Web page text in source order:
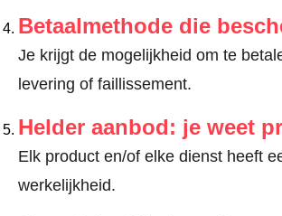
Betaalmethode die
Je krijgt de mogelijkheid om te
levering of faillissement.
Helder aanbod: je weet
Elk product en/of elke dienst heeft
werkelijkheid.